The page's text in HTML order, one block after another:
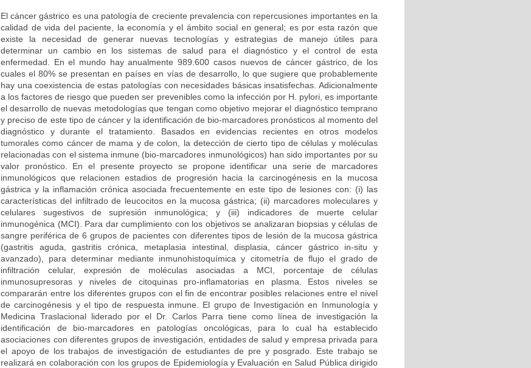
El cáncer gástrico es una patología de creciente prevalencia con repercusiones importantes en la
calidad de vida del paciente, la economía y el ámbito social en general; es por esta razón que
existe la necesidad de generar nuevas tecnologías y estrategias de manejo útiles para
determinar un cambio en los sistemas de salud para el diagnóstico y el control de esta
enfermedad. En el mundo hay anualmente 989.600 casos nuevos de cáncer gástrico, de los
cuales el 80% se presentan en países en vías de desarrollo, lo que sugiere que probablemente
hay una coexistencia de estas patologías con necesidades básicas insatisfechas. Adicionalmente
a los factores de riesgo que pueden ser prevenibles como la infección por H. pylori, es importante
el desarrollo de nuevas metodologías que tengan como objetivo mejorar el diagnóstico temprano
y preciso de este tipo de cáncer y la identificación de bio-marcadores pronósticos al momento del
diagnóstico y durante el tratamiento. Basados en evidencias recientes en otros modelos
tumorales como cáncer de mama y de colon, la detección de cierto tipo de células y moléculas
relacionadas con el sistema inmune (bio-marcadores inmunológicos) han sido importantes por su
valor pronóstico. En el presente proyecto se propone identificar una serie de marcadores
inmunológicos que relacionen estadios de progresión hacia la carcinogénesis en la mucosa
gástrica y la inflamación crónica asociada frecuentemente en este tipo de lesiones con: (i) las
características del infiltrado de leucocitos en la mucosa gástrica; (ii) marcadores moleculares y
celulares sugestivos de supresión inmunológica; y (iii) indicadores de muerte celular
inmunogénica (MCI). Para dar cumplimiento con los objetivos se analizaran biopsias y células de
sangre periférica de 6 grupos de pacientes con diferentes tipos de lesión de la mucosa gástrica
(gastritis aguda, gastritis crónica, metaplasia intestinal, displasia, cáncer gástrico in-situ y
avanzado), para determinar mediante inmunohistoquímica y citometría de flujo el grado de
infiltración celular, expresión de moléculas asociadas a MCI, porcentaje de células
inmunosupresoras y niveles de citoquinas pro-inflamatorias en plasma. Estos niveles se
compararán entre los diferentes grupos con el fin de encontrar posibles relaciones entre el nivel
de carcinogénesis y el tipo de respuesta inmune. El grupo de Investigación en Inmunología y
Medicina Traslacional liderado por el Dr. Carlos Parra tiene como línea de investigación la
identificación de bio-marcadores en patologías oncológicas, para lo cual ha establecido
asociaciones con diferentes grupos de investigación, entidades de salud y empresa privada para
el apoyo de los trabajos de investigación de estudiantes de pre y posgrado. Este trabajo se
realizará en colaboración con los grupos de Epidemiología y Evaluación en Salud Pública dirigido